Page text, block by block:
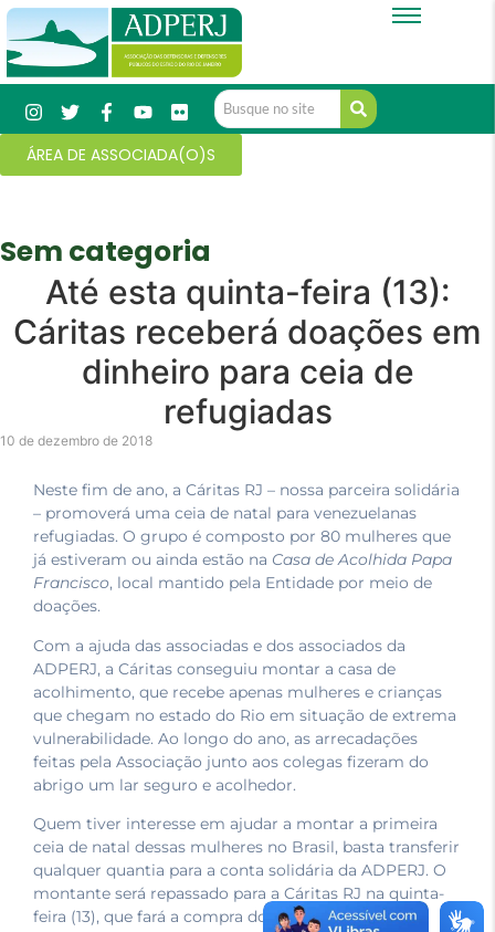
ÁREA DE ASSOCIADA(O)S
Sem categoria
Até esta quinta-feira (13):
Cáritas receberá doações em
dinheiro para ceia de
refugiadas
10 de dezembro de 2018
Neste fim de ano, a Cáritas RJ – nossa parceira solidária
– promoverá uma ceia de natal para venezuelanas
refugiadas. O grupo é composto por 80 mulheres que
já estiveram ou ainda estão na Casa de Acolhida Papa
Francisco, local mantido pela Entidade por meio de
doações.
Com a ajuda das associadas e dos associados da
ADPERJ, a Cáritas conseguiu montar a casa de
acolhimento, que recebe apenas mulheres e crianças
que chegam no estado do Rio em situação de extrema
vulnerabilidade. Ao longo do ano, as arrecadações
feitas pela Associação junto aos colegas fizeram do
abrigo um lar seguro e acolhedor.
Quem tiver interesse em ajudar a montar a primeira
ceia de natal dessas mulheres no Brasil, basta transferir
qualquer quantia para a conta solidária da ADPERJ. O
montante será repassado para a Cáritas RJ na quinta-
feira (13), que fará a compra dos mantimentos.